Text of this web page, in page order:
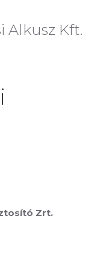
Alkusz Kft.
Zrt.